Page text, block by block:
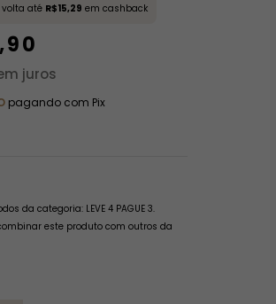
volta até R$15,29 em cashback
juros
pagando com Pix
da categoria: LEVE 4 PAGUE 3.
este produto com outros da